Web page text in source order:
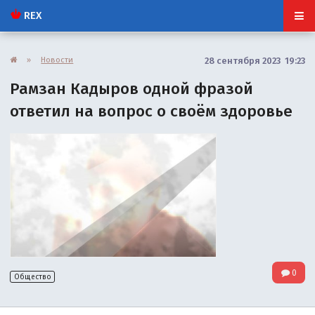
REX
» Новости 28 сентября 2023 19:23
Рамзан Кадыров одной фразой
ответил на вопрос о своём здоровье
Общество 0